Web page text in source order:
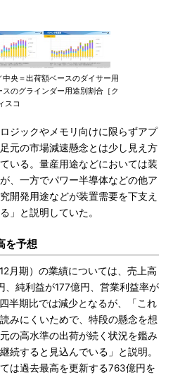
央＝出荷額ベースのダイサー用
のグラインダー用途別割合［ク
スコ
ジックやメモリ向けに限らずアプ
元の市場減速懸念とは少し見え方
いる。量産用途などにおいては装
、一方でパワー半導体などの他ア
開発用途などが装置需要を下支え
」と説明していた。
を予想
月期）の業績については、売上高
純利益が177億円、営業利益率が
半期比では減少となるが、「これ
みにくいためで、特段の懸念を想
の高水準の出荷が続く状況を鑑み
続すると見込んでいる」と説明。
は過去最高を更新する763億円を